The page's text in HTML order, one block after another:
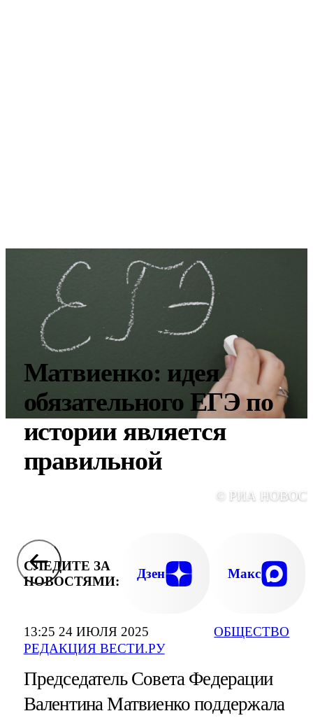
13:25 24 ИЮЛЯ 2025
РЕДАКЦИЯ ВЕСТИ.РУ
ОБЩЕСТВО
Матвиенко: идея
обязательного ЕГЭ по
истории является
правильной
© РИА
СЛЕДИТЕ ЗА
НОВОСТЯМИ:
Дзен Макс
Председатель Совета Федерации
Валентина Матвиенко поддержала